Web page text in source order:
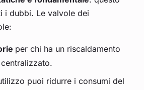
i dubbi. Le valvole dei
per chi ha un riscaldamento
puoi ridurre i consumi del